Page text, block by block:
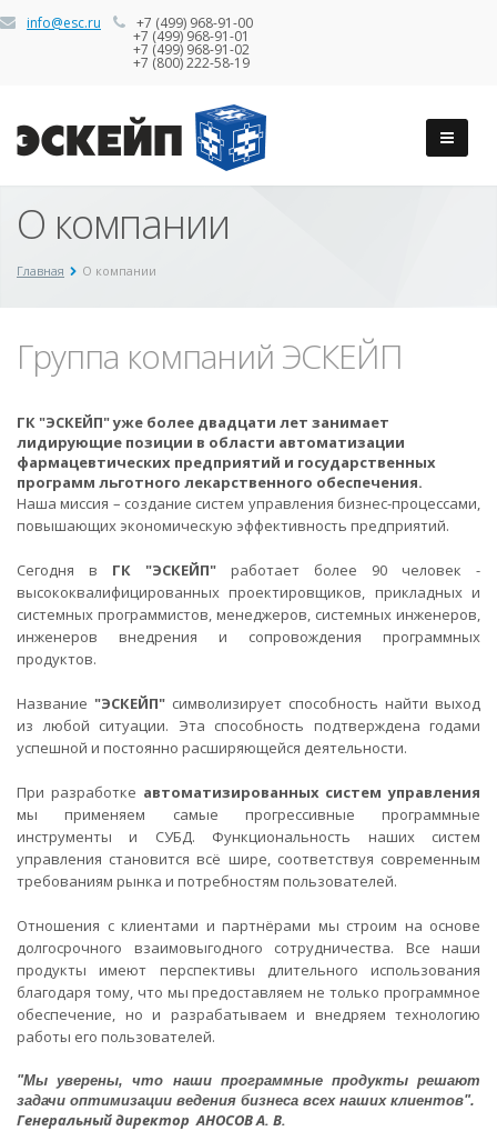
info@esc.ru +7 (499) 968-91-00
+7 (499) 968-91-01
+7 (499) 968-91-02
+7 (800) 222-58-19
О компании
Главная О компании
Группа компаний ЭСКЕЙП
ГК "ЭСКЕЙП" уже более двадцати лет занимает
лидирующие позиции в области автоматизации
фармацевтических предприятий и государственных
программ льготного лекарственного обеспечения.
Наша миссия – создание систем управления бизнес-процессами,
повышающих экономическую эффективность предприятий.
Сегодня в ГК "ЭСКЕЙП" работает более 90 человек -
высококвалифицированных проектировщиков, прикладных и
системных программистов, менеджеров, системных инженеров,
инженеров внедрения и сопровождения программных
продуктов.
Название "ЭСКЕЙП" символизирует способность найти выход
из любой ситуации. Эта способность подтверждена годами
успешной и постоянно расширяющейся деятельности.
При разработке автоматизированных систем управления
мы применяем самые прогрессивные программные
инструменты и СУБД. Функциональность наших систем
управления становится всё шире, соответствуя современным
требованиям рынка и потребностям пользователей.
Отношения с клиентами и партнёрами мы строим на основе
долгосрочного взаимовыгодного сотрудничества. Все наши
продукты имеют перспективы длительного использования
благодаря тому, что мы предоставляем не только программное
обеспечение, но и разрабатываем и внедряем технологию
работы его пользователей.
"Мы уверены, что наши программные продукты решают
задачи оптимизации ведения бизнеса всех наших клиентов".
Генеральный директор АНОСОВ А. В.